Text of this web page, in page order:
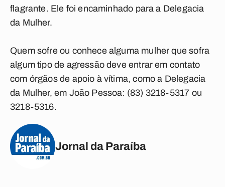
flagrante. Ele foi encaminhado para a Delegacia
da Mulher.
Quem sofre ou conhece alguma mulher que sofra
algum tipo de agressão deve entrar em contato
com órgãos de apoio à vítima, como a Delegacia
da Mulher, em João Pessoa: (83) 3218-5317 ou
3218-5316.
Jornal da Paraíba